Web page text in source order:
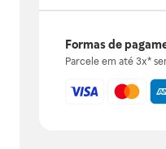
Formas de
Parcele em até 3x*